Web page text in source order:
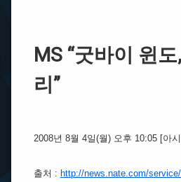
MS “굿바이 윈
리”
2008년 8월 4일(월) 오후 10:05 [아
출처 : http://news.nate.com/
리”